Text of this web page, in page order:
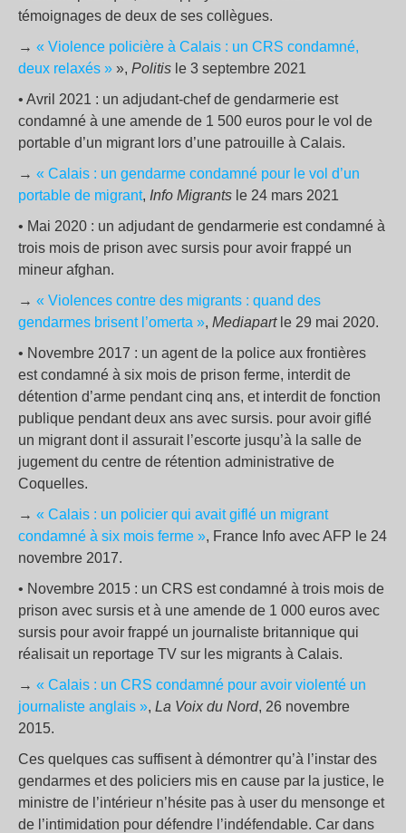
témoignages de deux de ses collègues.
→ « Violence policière à Calais : un CRS condamné,
deux relaxés » », Politis le 3 septembre 2021
• Avril 2021 : un adjudant-chef de gendarmerie est
condamné à une amende de 1 500 euros pour le vol de
portable d’un migrant lors d’une patrouille à Calais.
→ « Calais : un gendarme condamné pour le vol d’un
portable de migrant, Info Migrants le 24 mars 2021
• Mai 2020 : un adjudant de gendarmerie est condamné à
trois mois de prison avec sursis pour avoir frappé un
mineur afghan.
→ « Violences contre des migrants : quand des
gendarmes brisent l’omerta », Mediapartle 29 mai 2020.
• Novembre 2017 : un agent de la police aux frontières
est condamné à six mois de prison ferme, interdit de
détention d’arme pendant cinq ans, et interdit de fonction
publique pendant deux ans avec sursis. pour avoir giflé
un migrant dont il assurait l’escorte jusqu’à la salle de
jugement du centre de rétention administrative de
Coquelles.
→ « Calais : un policier qui avait giflé un migrant
condamné à six mois ferme », France Info avec AFP le 24
novembre 2017.
• Novembre 2015 : un CRS est condamné à trois mois de
prison avec sursis et à une amende de 1 000 euros avec
sursis pour avoir frappé un journaliste britannique qui
réalisait un reportage TV sur les migrants à Calais.
→ « Calais : un CRS condamné pour avoir violenté un
journaliste anglais », La Voix du Nord, 26 novembre
2015.
Ces quelques cas suffisent à démontrer qu’à l’instar des
gendarmes et des policiers mis en cause par la justice, le
ministre de l’intérieur n’hésite pas à user du mensonge et
de l’intimidation pour défendre l’indéfendable. Car dans